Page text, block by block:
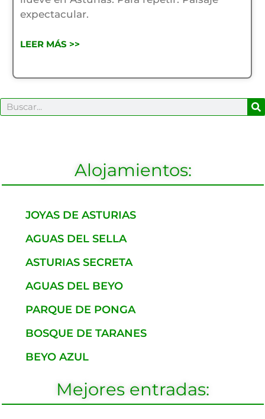
expectacular.
LEER MÁS >>
Buscar
Alojamientos:
JOYAS DE ASTURIAS
AGUAS DEL SELLA
ASTURIAS SECRETA
AGUAS DEL BEYO
PARQUE DE PONGA
BOSQUE DE TARANES
BEYO AZUL
Mejores entradas: